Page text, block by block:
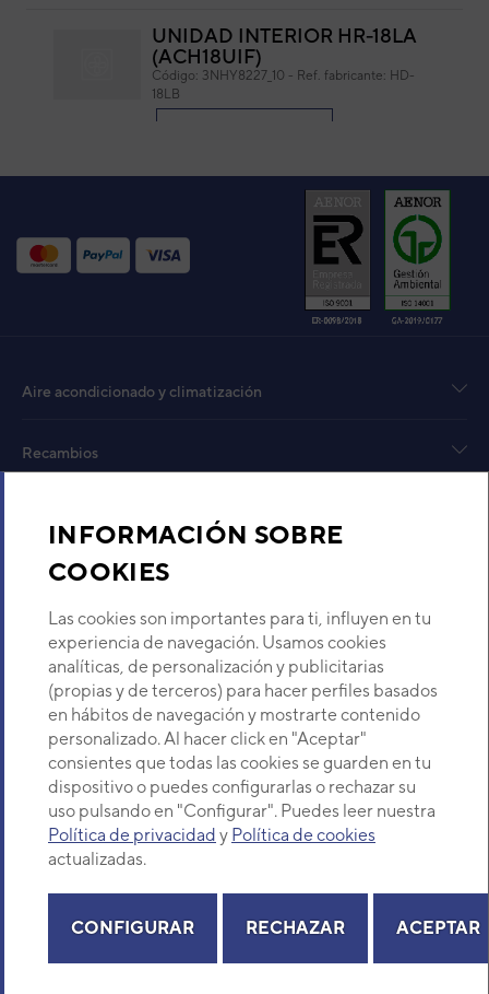
INFORMACIÓN SOBRE
COOKIES
Las cookies son importantes para ti, influyen en tu
experiencia de navegación. Usamos cookies
analíticas, de personalización y publicitarias
(propias y de terceros) para hacer perfiles basados
en hábitos de navegación y mostrarte contenido
personalizado. Al hacer click en "Aceptar"
consientes que todas las cookies se guarden en tu
dispositivo o puedes configurarlas o rechazar su
uso pulsando en "Configurar". Puedes leer nuestra
Política de privacidad y Política de cookies
actualizadas.
CONFIGURAR RECHAZAR ACEPTAR
UNIDAD INTERIOR HR-18LA
(ACH18UIF)
Código: 3NHY8227_10 - Ref. fabricante: HD-
18LB
UI CONDUCTO COMPACT
Código:
Ref. fabricante:
ARXB07LALH
ACONDICIONADO FUJITSU
GENERAL VRF CONDUCTO
UNIDAD INTERIOR VRF
CONDUCTO DE PRESIÓN
GENERAL AIRSTAGE
ARXC45GATH
Código:3IVN5024- Ref. fabricante:
ARXC45GATH
VER DETALLE
UNIDAD INTERIOR VRF
CONDUCTO DE PRESIÓN
ESTÁTICA ALTA FUJITSU
GENERAL AIRSTAGE
VER DETALLE
Aire acondicionado y climatización
Recambios
Descubre Eurofred
Dónde Estamos
¿Buscas un servicio técnico?
Selecciona provincia